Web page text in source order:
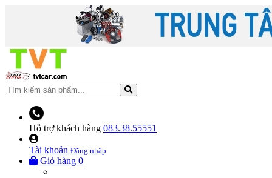
Hỗ trợ khách hàng 083.38.55551
Tài khoản Đăng nhập
Giỏ hàng 0